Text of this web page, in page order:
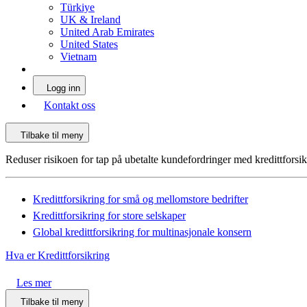
Türkiye
UK & Ireland
United Arab Emirates
United States
Vietnam
Logg inn
Kontakt oss
Tilbake til meny
Reduser risikoen for tap på ubetalte kundefordringer med
Kredittforsikring for små og mellomstore bedrifter
Kredittforsikring for store selskaper
Global kredittforsikring for multinasjonale konsern
Hva er Kredittforsikring
Les mer
Tilbake til meny